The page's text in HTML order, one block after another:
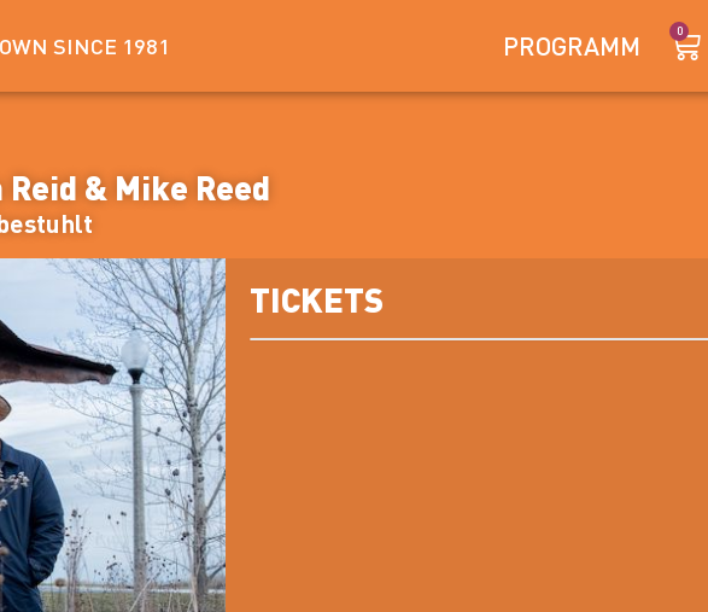
SINCE 1981 PROGRAMM 0
& Mike Reed
TICKETS